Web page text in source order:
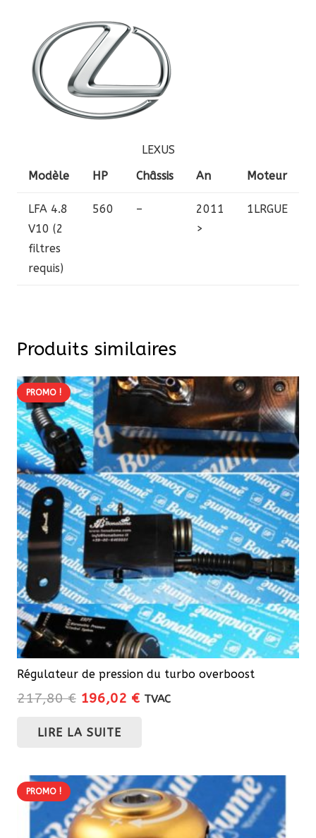
LEXUS
Modèle
HP Châssis An Moteur
LFA 4.8
V10 (2
filtres
requis)
560 –
2011
>
1LRGUE
Produits similaires
PROMO !
Régulateur de pression du turbo overboost
217,80€ Le
initial
196,02 €Le
TVAC
LIRE LA SUITE
PROMO !